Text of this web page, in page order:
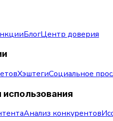
БлогЦентр доверия
ХэштегиСоциальное
использования
Анализ конкурентов